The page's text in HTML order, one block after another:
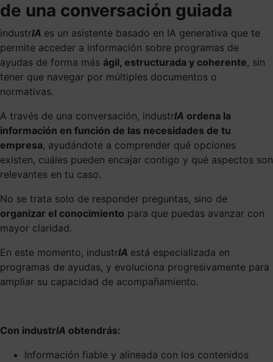
de una conversación guiada
industrIA es un asistente basado en IA generativa que te
permite acceder a información sobre programas de
ayudas de forma más ágil, estructurada y coherente, sin
tener que navegar por múltiples documentos o
normativas.
A través de una conversación, industrIA ordena la
información en función de las necesidades de tu
empresa, ayudándote a comprender qué opciones
existen, cuáles pueden encajar contigo y qué aspectos son
relevantes en tu caso.
No se trata solo de responder preguntas, sino de
organizar el conocimiento para que puedas avanzar con
mayor claridad.
En este momento, industrIA está especializada en
programas de ayudas, y evoluciona progresivamente para
ampliar su capacidad de acompañamiento.
Con industrIA obtendrás:
Información fiable y alineada con los contenidos